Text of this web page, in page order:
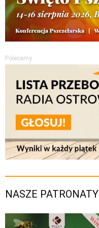
Polecamy
NASZE PATRONATY